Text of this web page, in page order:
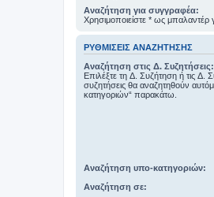
Αναζήτηση για συγγραφέα:
Χρησιμοποιείστε * ως μπαλαντέρ
ΡΥΘΜΊΣΕΙΣ ΑΝΑΖΉΤΗΣΗΣ
Αναζήτηση στις Δ. Συζητήσεις:
Επιλέξτε τη Δ. Συζήτηση ή τις Δ.
συζητήσεις θα αναζητηθούν
κατηγοριών“ παρακάτω.
Αναζήτηση υπο-κατηγοριών:
Αναζήτηση σε: